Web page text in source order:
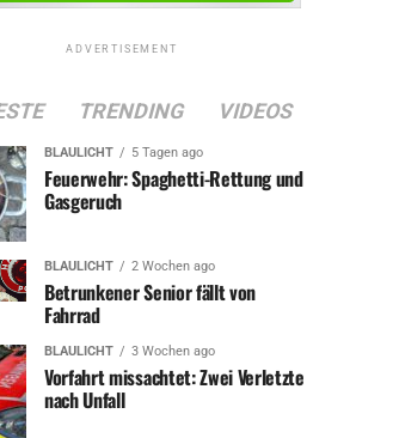
ADVERTISEMENT
TRENDING VIDEOS
BLAULICHT 5 Tagen ago
Feuerwehr: Spaghetti-Rettung und
Gasgeruch
BLAULICHT 2 Wochen ago
Betrunkener Senior fällt von
Fahrrad
BLAULICHT 3 Wochen ago
Vorfahrt missachtet: Zwei Verletzte
nach Unfall